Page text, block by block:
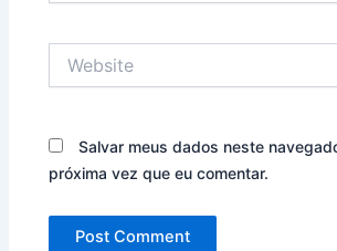
Salvar meus dados neste
próxima vez que eu comentar.